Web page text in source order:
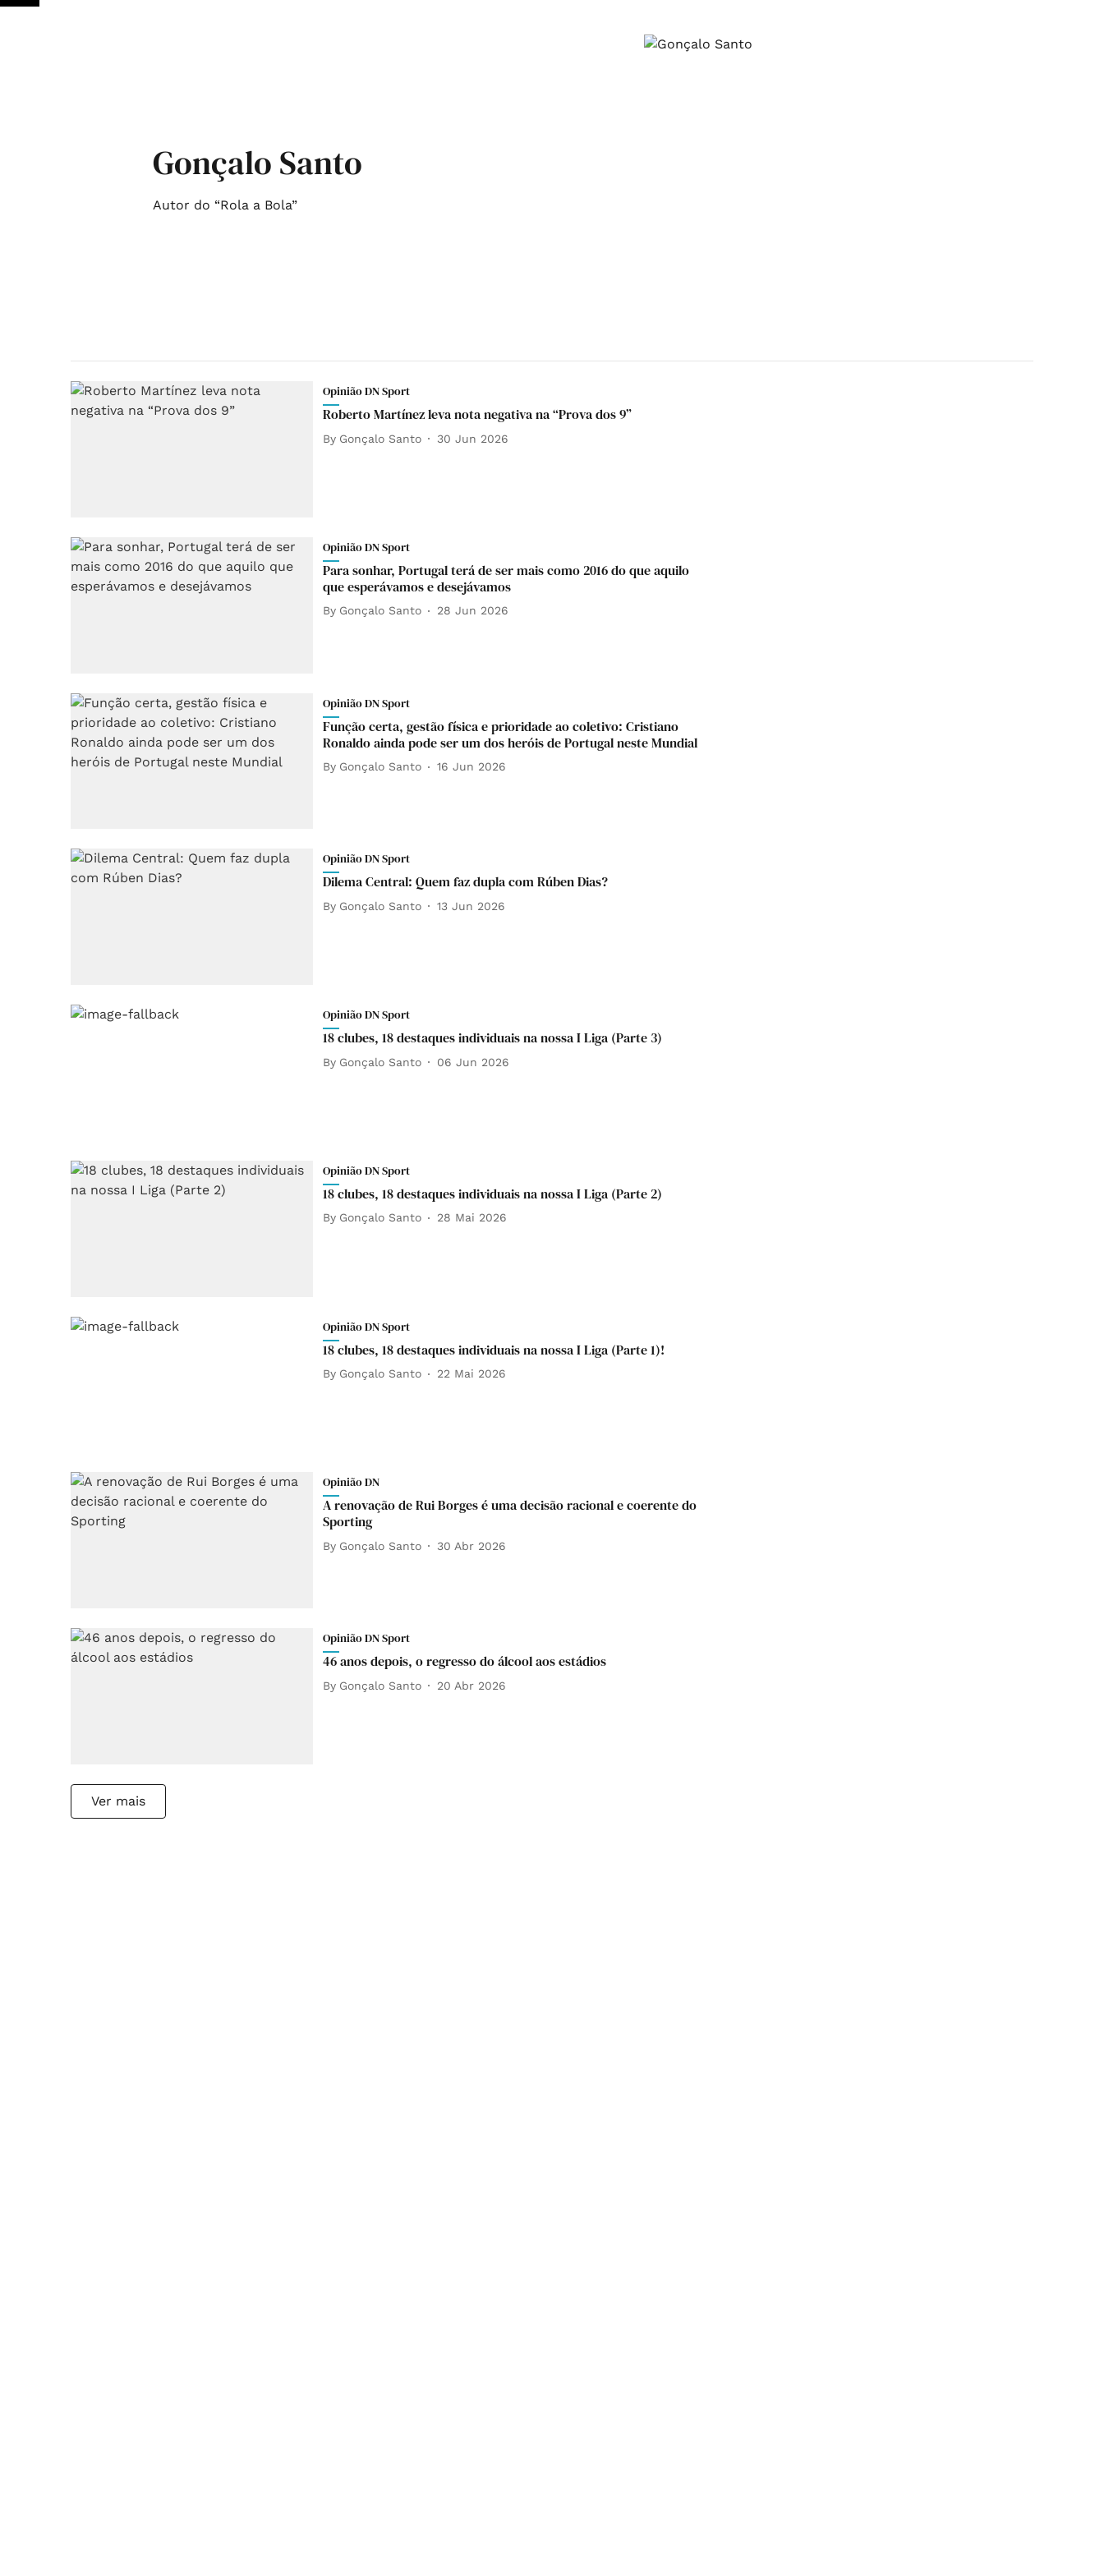
Gonçalo Santo
Autor do “Rola a Bola”
Opinião DN Sport
Roberto Martínez leva nota negativa na “Prova dos 9”⁣
By Gonçalo Santo 30 Jun 2026
Opinião DN Sport
Para sonhar, Portugal terá de ser mais como 2016 do que aquilo
que esperávamos e desejávamos⁣⁣
By Gonçalo Santo 28 Jun 2026
Opinião DN Sport
Função certa, gestão física e prioridade ao coletivo: Cristiano
Ronaldo ainda pode ser um dos heróis de Portugal neste Mundial⁣
By Gonçalo Santo 16 Jun 2026
Opinião DN Sport
Dilema Central: Quem faz dupla com Rúben Dias?⁣⁣
By Gonçalo Santo 13 Jun 2026
Opinião DN Sport
18 clubes, 18 destaques individuais na nossa I Liga (Parte 3)⁣⁣⁣⁣
By Gonçalo Santo 06 Jun 2026
Opinião DN Sport
18 clubes, 18 destaques individuais na nossa I Liga (Parte 2)⁣⁣
By Gonçalo Santo 28 Mai 2026
Opinião DN Sport
18 clubes, 18 destaques individuais na nossa I Liga (Parte 1)!
By Gonçalo Santo 22 Mai 2026
Opinião DN
A renovação de Rui Borges é uma decisão racional e coerente do
Sporting⁣⁣
By Gonçalo Santo 30 Abr 2026
Opinião DN Sport
46 anos depois, o regresso do álcool aos estádios
By Gonçalo Santo 20 Abr 2026
Ver mais